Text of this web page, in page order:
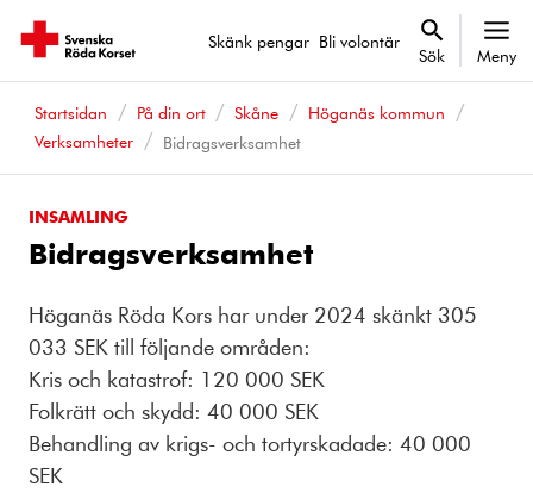
Skänk pengar Bli volontär
Sök Meny
Startsidan På din ort Skåne
Höganäs kommun
Verksamheter
Bidragsverksamhet
INSAMLING
Bidragsverksamhet
Höganäs Röda Kors har under 2024 skänkt 305
033 SEK till följande områden:
Kris och katastrof: 120 000 SEK
Folkrätt och skydd: 40 000 SEK
Behandling av krigs- och tortyrskadade: 40 000
SEK